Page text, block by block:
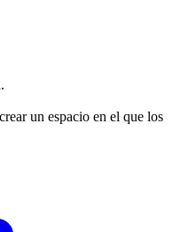
un espacio en el que los